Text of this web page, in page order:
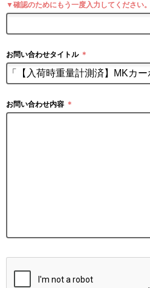
▼確認のためにもう一度入力してください。
お問い合わせタイトル ＊
お問い合わせ内容 ＊